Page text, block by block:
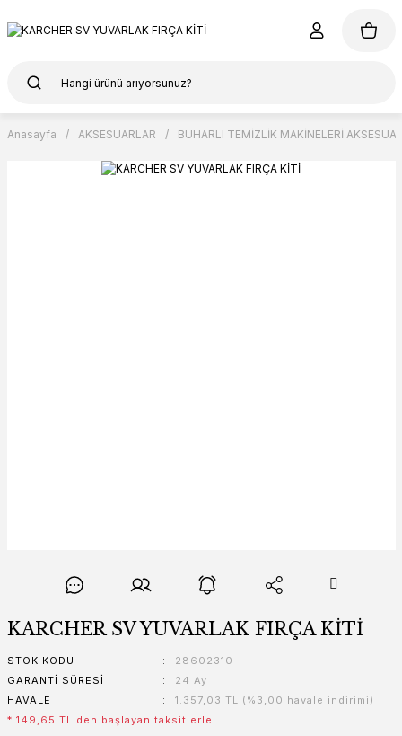
Anasayfa AKSESUARLAR BUHARLI TEMİZLİK MAKİNELERİ
KARCHER SV YUVARLAK FIRÇA KİTİ
STOK KODU
28602310
GARANTI SÜRESI
24 Ay
HAVALE
1.357,03 TL (%3,00 havale indirimi)
* 149,65 TL den başlayan taksitlerle!